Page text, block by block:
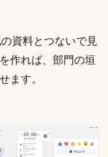
資料とつないで見
作れば、部門の垣
ます。